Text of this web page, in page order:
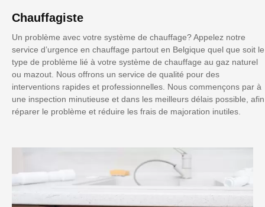
Chauffagiste
Un problème avec votre système de chauffage? Appelez notre
service d’urgence en chauffage partout en Belgique quel que soit le
type de problème lié à votre système de chauffage au gaz naturel
ou mazout. Nous offrons un service de qualité pour des
interventions rapides et professionnelles. Nous commençons par à
une inspection minutieuse et dans les meilleurs délais possible, afin
réparer le problème et réduire les frais de majoration inutiles.